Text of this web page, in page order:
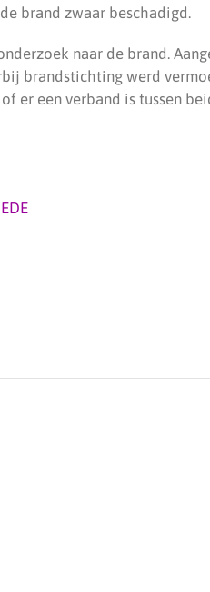
brand zwaar beschadigd.
naar de brand.
brandstichting werd
er een verband is tussen
EDE